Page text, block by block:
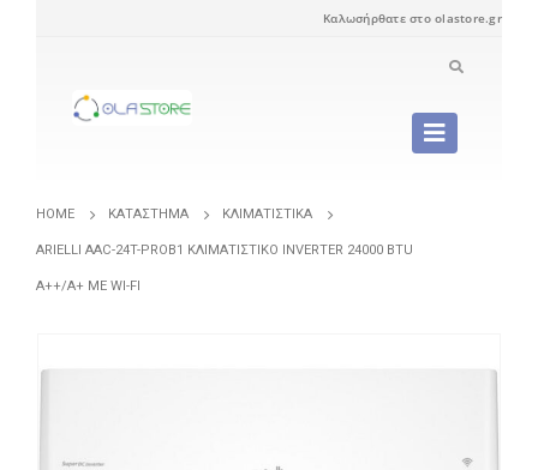
Καλωσήρθατε στο olastore.gr
HOME ΚΑΤΆΣΤΗΜΑ ΚΛΙΜΑΤΙΣΤΙΚΆ
ARIELLI AAC-24T-PROB1 ΚΛΙΜΑΤΙΣΤΙΚΌ INVERTER 24000 BTU
A++/A+ ΜΕ WI-FI